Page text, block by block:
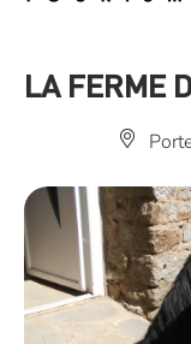
LA FERME